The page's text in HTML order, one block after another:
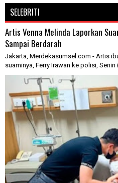
SELEBRITI
Artis Venna Melinda Laporkan
Sampai Berdarah
Jakarta, Merdekasumsel.com - Artis
suaminya, Ferry Irawan ke polisi, Senin